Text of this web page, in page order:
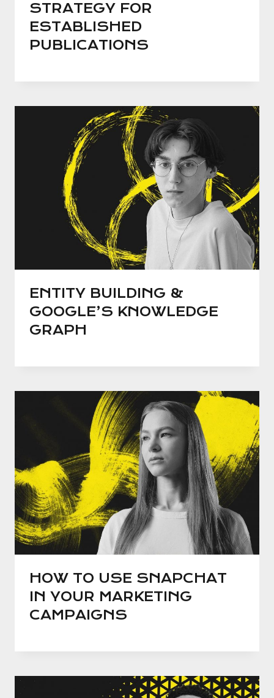
STRATEGY FOR
ESTABLISHED
PUBLICATIONS
ENTITY BUILDING &
GOOGLE’S KNOWLEDGE
GRAPH
HOW TO USE SNAPCHAT
IN YOUR MARKETING
CAMPAIGNS